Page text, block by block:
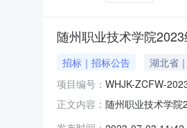
随州职业技术学院
招标｜招标公告 湖北省
项目编号： WHJK-ZCFW-
正文内容： 随州职业技术学院